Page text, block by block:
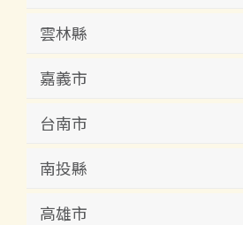
雲林縣
嘉義市
台南市
南投縣
高雄市